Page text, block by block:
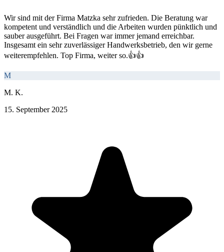
Wir sind mit der Firma Matzka sehr zufrieden. Die Beratung war
kompetent und verständlich und die Arbeiten wurden pünktlich und
sauber ausgeführt. Bei Fragen war immer jemand erreichbar.
Insgesamt ein sehr zuverlässiger Handwerksbetrieb, den wir gerne
weiterempfehlen. Top Firma, weiter so.👍👍
M
M. K.
15. September 2025